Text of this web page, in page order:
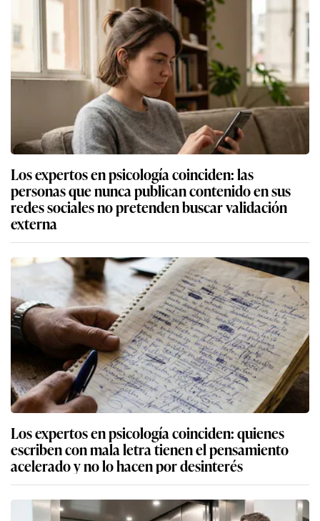
Los expertos en psicología coinciden: las
personas que nunca publican contenido en sus
redes sociales no pretenden buscar validación
externa
Los expertos en psicología coinciden: quienes
escriben con mala letra tienen el pensamiento
acelerado y no lo hacen por desinterés